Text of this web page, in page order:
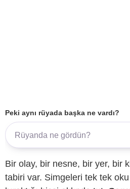
Peki aynı rüyada başka ne vardı?
Bir olay, bir nesne, bir yer, bir
tabiri var. Simgeleri tek tek